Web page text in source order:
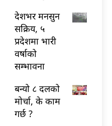
देशभर मनसुन
सक्रिय, ५
प्रदेशमा भारी
वर्षाको
सम्भावना
बन्यो ८ दलको
मोर्चा, के काम
गर्छ ?